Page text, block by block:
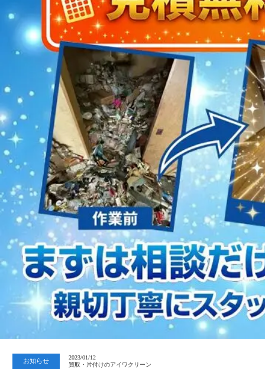
お知らせ
2023/01/12
買取・片付けのアイワクリーン
2023/07/24
中日新聞 岐阜版「空き家対策SOS」コーナーに掲載いただきまし…
2023/01/12
買取・片付けのアイワクリーン